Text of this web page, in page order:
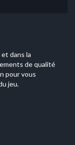
dans la
de qualité
pour vous
jeu.